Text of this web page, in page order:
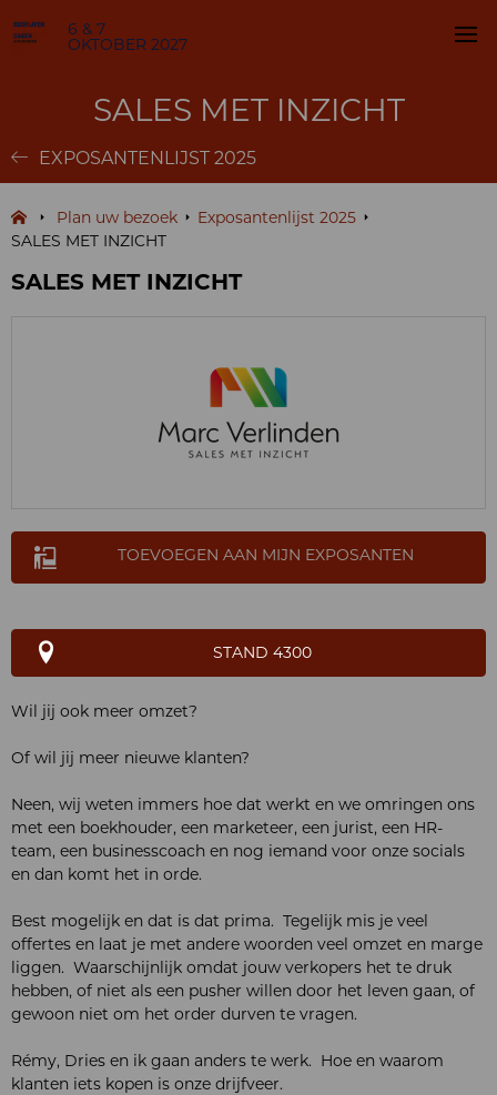
6 & 7
OKTOBER 2027
SALES MET INZICHT
EXPOSANTENLIJST 2025
Plan uw bezoek
Exposantenlijst 2025
SALES MET INZICHT
SALES MET INZICHT
TOEVOEGEN AAN MIJN EXPOSANTEN
STAND 4300
Wil jij ook meer omzet?
Of wil jij meer nieuwe klanten?
Neen, wij weten immers hoe dat werkt en we omringen ons
met een boekhouder, een marketeer, een jurist, een HR-
team, een businesscoach en nog iemand voor onze socials
en dan komt het in orde.
Best mogelijk en dat is dat prima. Tegelijk mis je veel
offertes en laat je met andere woorden veel omzet en marge
liggen. Waarschijnlijk omdat jouw verkopers het te druk
hebben, of niet als een pusher willen door het leven gaan, of
gewoon niet om het order durven te vragen.
Rémy, Dries en ik gaan anders te werk. Hoe en waarom
klanten iets kopen is onze drijfveer.